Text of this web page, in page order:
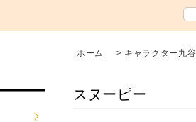
ホーム > キャラクター九
スヌーピー